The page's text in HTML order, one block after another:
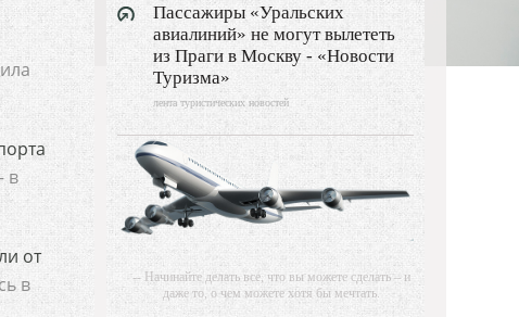
в
от
в
Пассажиры «Уральских
авиалиний» не могут вылететь
из Праги в Москву - «Новости
Туризма»
лента туристических новостей
-- Начинайте делать все, что вы можете сделать – и
даже то, о чем можете хотя бы мечтать.